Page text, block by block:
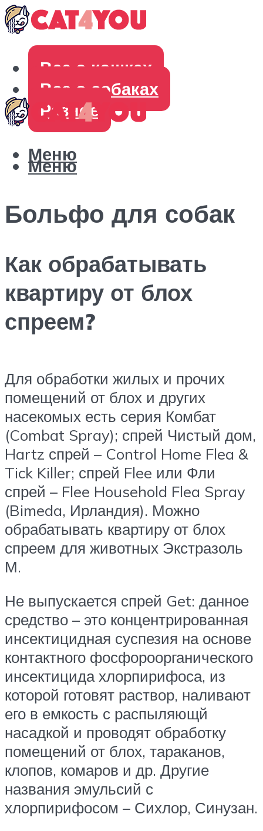
Все о кошках
Все о собаках
Разное
Меню
Меню
Больфо для собак
Как обрабатывать
квартиру от блох
спреем?
Для обработки жилых и прочих
помещений от блох и других
насекомых есть серия Комбат
(Combat Spray); спрей Чистый дом,
Hartz спрей – Control Home Flea &
Tick Killer; спрей Flee или Фли
спрей – Flee Household Flea Spray
(Bimeda, Ирландия). Можно
обрабатывать квартиру от блох
спреем для животных Экстразоль
М.
Не выпускается спрей Get: данное
средство – это концентрированная
инсектицидная суспезия на основе
контактного фосфороорганического
инсектицида хлорпирифоса, из
которой готовят раствор, наливают
его в емкость с распыляющй
насадкой и проводят обработку
помещений от блох, тараканов,
клопов, комаров и др. Другие
названия эмульсий с
хлорпирифосом – Сихлор, Синузан.